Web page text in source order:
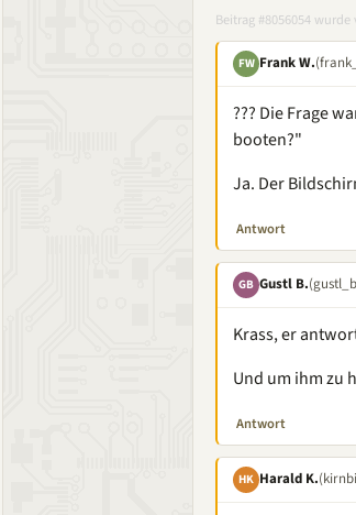
Beitrag #8056054
FW Frank W.
??? Die Frage
booten?"
Ja. Der
Antwort
GB Gustl B.
Krass, er
Und um ihm zu
Antwort
HK Harald K.